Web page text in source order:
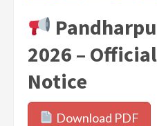
2026 –
Notice
Download PDF